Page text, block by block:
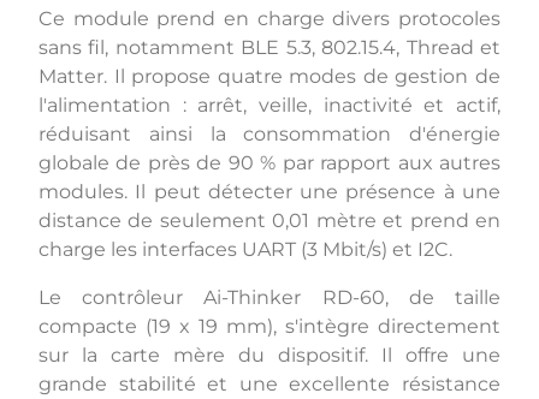
Ce module prend en charge divers protocoles
sans fil, notamment BLE 5.3, 802.15.4, Thread et
Matter. Il propose quatre modes de gestion de
l'alimentation : arrêt, veille, inactivité et actif,
réduisant ainsi la consommation d'énergie
globale de près de 90 % par rapport aux autres
modules. Il peut détecter une présence à une
distance de seulement 0,01 mètre et prend en
charge les interfaces UART (3 Mbit/s) et I2C.
Le contrôleur Ai-Thinker RD-60, de taille
compacte (19 x 19 mm), s'intègre directement
sur la carte mère du dispositif. Il offre une
grande stabilité et une excellente résistance